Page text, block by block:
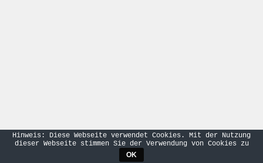
Hinweis: Diese Webseite verwendet Cookies. Mit der Nutzung
dieser Webseite stimmen Sie der Verwendung von Cookies zu
OK